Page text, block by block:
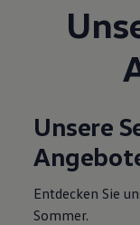
Digitale
Unsere
Entdecken Sie
Sommer.